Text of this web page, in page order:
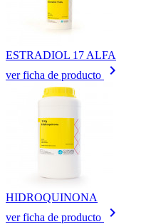
ESTRADIOL 17 ALFA
ver ficha de producto
keyboard_arrow_right
HIDROQUINONA
ver ficha de producto
keyboard_arrow_right